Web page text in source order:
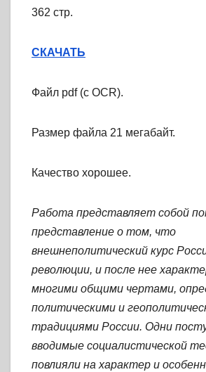
362 стр.
СКАЧАТЬ
Файл pdf (с OCR).
Размер файла 21 мегабайт.
Качество хорошее.
Работа представляет собой
представление о том, что
внешнеполитический курс
революции, и после нее
многими общими чертами,
политическими и
традициями России. Одни
вводимые социалистической
повлияли на характер и